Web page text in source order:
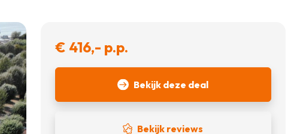
€ 416,- p.p.
Bekijk deze deal
Bekijk reviews